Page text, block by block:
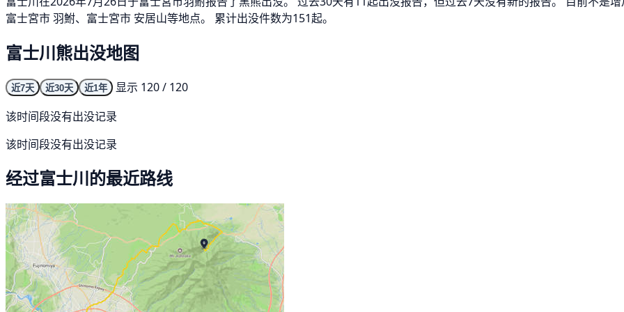
富士宮市 羽鮒、富士宮市 安居山等地点。 累计出没件数为151起。
富士川熊出没地图
近7天 近30天 近1年
显示 120 / 120
该时间段没有出没记录
该时间段没有出没记录
经过富士川的最近路线